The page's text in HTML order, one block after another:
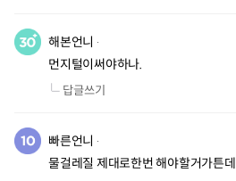
해본언니
먼지털이써야하나.
답글쓰기
빠른언니
물걸레질 제대로한번 해야할거가튼데